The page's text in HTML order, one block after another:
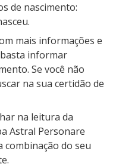
de nascimento:
mais informações e
informar
Se você não
na sua certidão de
na leitura da
Astral Personare
combinação do seu